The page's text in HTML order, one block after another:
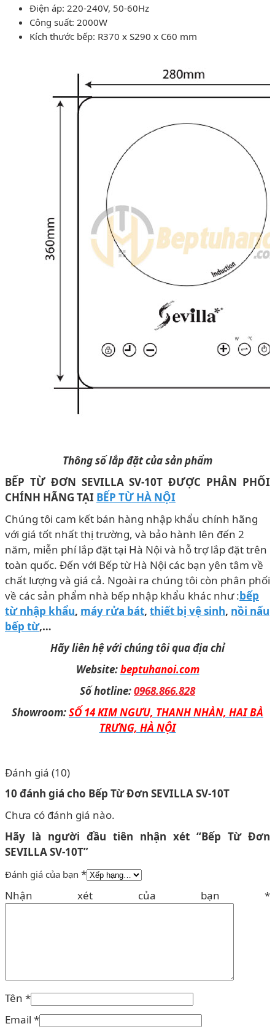
Điện áp: 220-240V, 50-60Hz
Công suất: 2000W
Kích thước bếp: R370 x S290 x C60 mm
Thông số lắp đặt của sản phẩm
BẾP TỪ ĐƠN SEVILLA SV-10T ĐƯỢC PHÂN PHỐI
CHÍNH HÃNG TẠI BẾP TỪ HÀ NỘI
Chúng tôi cam kết bán hàng nhập khẩu chính hãng
với giá tốt nhất thị trường, và bảo hành lên đến 2
năm, miễn phí lắp đặt tại Hà Nội và hỗ trợ lắp đặt trên
toàn quốc. Đến với Bếp từ Hà Nội các bạn yên tâm về
chất lượng và giá cả. Ngoài ra chúng tôi còn phân phối
về các sản phẩm nhà bếp nhập khẩu khác như :bếp
từ nhập khẩu, máy rửa bát, thiết bị vệ sinh, nồi nấu
bếp từ,…
Hãy liên hệ với chúng tôi qua địa chỉ
Website:beptuhanoi.com
Số hotline:0968.866.828
Showroom:SỐ 14 KIM NGƯU, THANH NHÀN, HAI BÀ
TRƯNG, HÀ NỘI
Đánh giá (10)
10 đánh giá cho Bếp Từ Đơn SEVILLA SV-10T
Chưa có đánh giá nào.
Hãy là người đầu tiên nhận xét “Bếp Từ Đơn
SEVILLA SV-10T”
Đánh giá của bạn *
Nhận xét của bạn *
Tên *
Email *